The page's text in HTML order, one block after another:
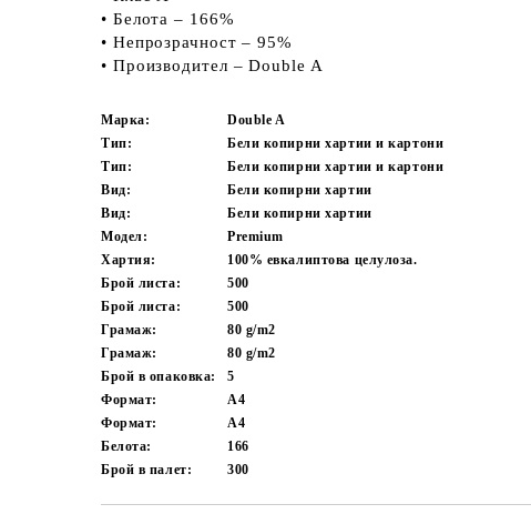
• Белота – 166%
• Непрозрачност – 95%
• Производител – Double A
Марка:
Double A
Тип:
Бели копирни хартии и картони
Тип:
Бели копирни хартии и картони
Вид:
Бели копирни хартии
Вид:
Бели копирни хартии
Модел:
Premium
Хартия:
100% евкалиптова целулоза.
Брой листа:
500
Брой листа:
500
Грамаж:
80 g/m2
Грамаж:
80 g/m2
Брой в опаковка:
5
Формат:
A4
Формат:
A4
Белота:
166
Брой в палет:
300